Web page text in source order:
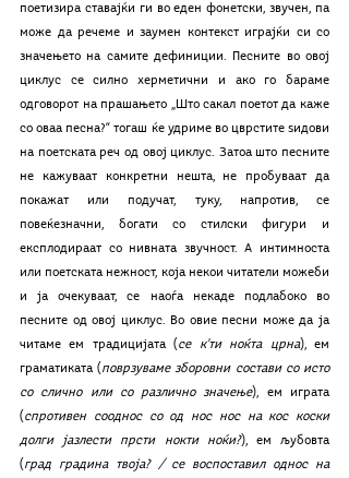
поетизира ставајќи ги во еден фонетски, звучен, па
може да речеме и заумен контекст играјќи си со
значењето на самите дефиниции. Песните во овој
циклус се силно херметични и ако го бараме
одговорот на прашањето „Што сакал поетот да каже
со оваа песна?“ тогаш ќе удриме во цврстите ѕидови
на поетската реч од овој циклус. Затоа што песните
не кажуваат конкретни нешта, не пробуваат да
покажат или подучат, туку, напротив, се
повеќезначни, богати со стилски фигури и
експлодираат со нивната звучност. А интимноста
или поетската нежност, која некои читатели можеби
и ја очекуваат, се наоѓа некаде подлабоко во
песните од овој циклус. Во овие песни може да ја
читаме ем традицијата (се к’ти ноќта црна), ем
граматиката (поврзуваме зборовни состави со исто
со слично или со различно значење), ем играта
(спротивен сооднос со од нос нос на кос коски
долги јазлести прсти нокти ноќи?), ем љубовта
(град градина твоја? / се воспоставил однос на